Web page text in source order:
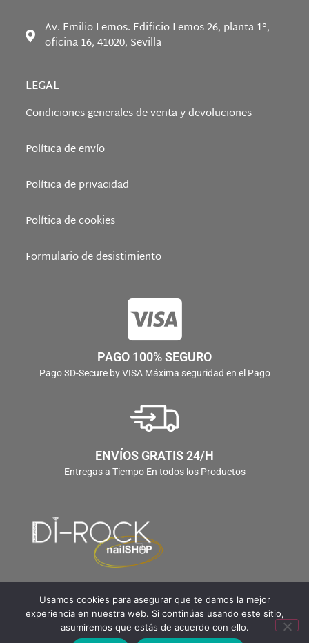
Av. Emilio Lemos. Edificio Lemos 26, planta 1°,
oficina 16, 41020, Sevilla
LEGAL
Condiciones generales de venta y devoluciones
Política de envío
Política de privacidad
Política de cookies
Formulario de desistimiento
PAGO 100% SEGURO
Pago 3D-Secure by VISA Máxima seguridad en el Pago
ENVÍOS GRATIS 24/H
Entregas a Tiempo En todos los Productos
Usamos cookies para asegurar que te damos la mejor
experiencia en nuestra web. Si continúas usando este sitio,
asumiremos que estás de acuerdo con ello.